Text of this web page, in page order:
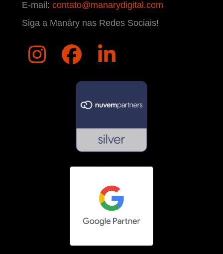
E-mail: contato@manarydigital.com
Siga a Manáry nas Redes Sociais!